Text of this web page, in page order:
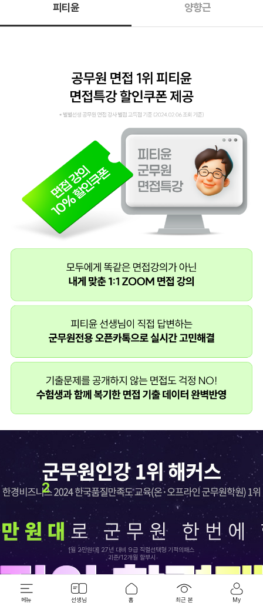
피티윤 양향근
2
[월 2만원대] 27년 대비 9급 직렬선택형 기적의패스
기준/12개월 할부시
최근 본 강좌
메뉴 선생님 홈 최근 본 My